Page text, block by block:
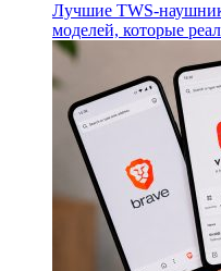
Лучшие TWS-
моделей, которые